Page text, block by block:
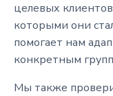
целевых
которыми они
помогает нам
конкретным
Мы также